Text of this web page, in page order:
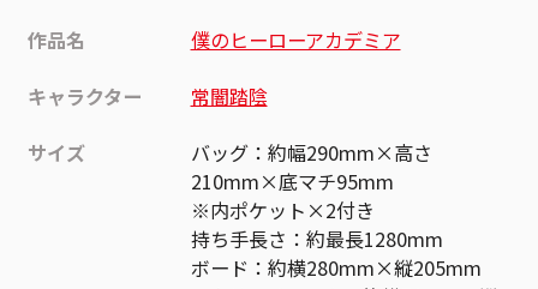
作品名
僕のヒーローアカデミア
キャラクター
常闇踏陰
サイズ
バッグ：約幅290mm×高さ
210mm×底マチ95mm
※内ポケット×2付き
持ち手長さ：約最長1280mm
ボード：約横280mm×縦205mm